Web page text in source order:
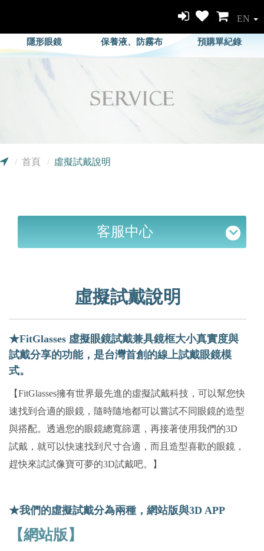
EN
隱形眼鏡 保養液、防霧布 預購單紀錄
首頁 虛擬試戴說明
客服中心
虛擬試戴說明
★FitGlasses 虛擬眼鏡試戴兼具鏡框大小真實度與
試戴分享的功能，是台灣首創的線上試戴眼鏡模
式。
【FitGlasses擁有世界最先進的虛擬試戴科技，可以幫您快
速找到合適的眼鏡，隨時隨地都可以嘗試不同眼鏡的造型
與搭配。透過您的眼鏡總寬篩選，再接著使用我們的3D
試戴，就可以快速找到尺寸合適，而且造型喜歡的眼鏡，
趕快來試試像寶可夢的3D試戴吧。】
★我們的虛擬試戴分為兩種，網站版與3D APP
【網站版】